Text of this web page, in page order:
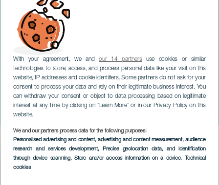
With your agreement, we andour 14 partnersuse cookies or similar
technologies to store, access, and process personal data like your visit on this
website, IP addresses and cookie identifiers. Some partners do not ask for your
consent to process your data and rely on their legitimate business interest. You
can withdraw your consent or object to data processing based on legitimate
interest at any time by clicking on “Learn More” or in our Privacy Policy on this
website.
We and our partners process data for the following purposes:
Personalised advertising and content, advertising and content measurement, audience
research and services development, Precise geolocation data, and identification
through device scanning, Store and/or access information on a device, Technical
cookies
Paula Koski
GRAN CANARIA
Imagen
Listado